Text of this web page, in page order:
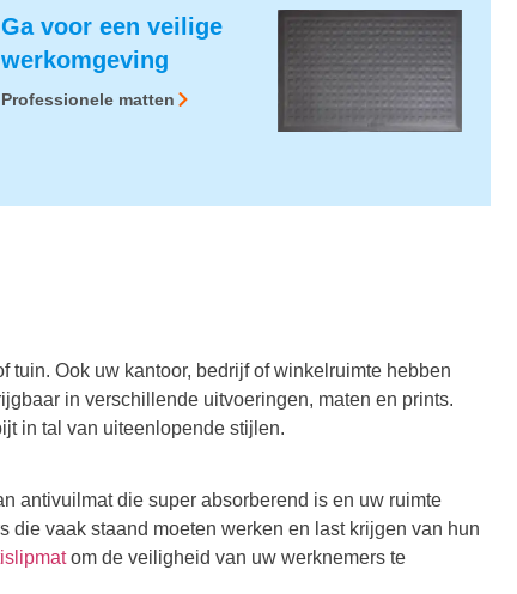
Ga voor een veilige
werkomgeving
Professionele matten
Ook uw kantoor, bedrijf of winkelruimte hebben
in verschillende uitvoeringen, maten en prints.
in tal van uiteenlopende stijlen.
antivuilmat die super absorberend is en uw ruimte
die vaak staand moeten werken en last krijgen van hun
om de veiligheid van uw werknemers te